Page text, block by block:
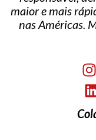
maior e mais
nas Américas.